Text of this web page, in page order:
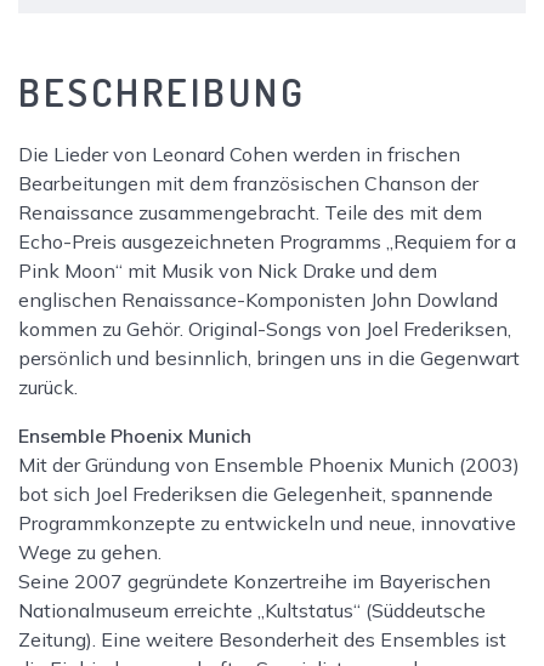
Time
told
me
-
Livestream
Ticket
Menge
BESCHREIBUNG
Die Lieder von Leonard Cohen werden in frischen
Bearbeitungen mit dem französischen Chanson der
Renaissance zusammengebracht. Teile des mit dem
Echo-Preis ausgezeichneten Programms „Requiem for a
Pink Moon“ mit Musik von Nick Drake und dem
englischen Renaissance-Komponisten John Dowland
kommen zu Gehör. Original-Songs von Joel Frederiksen,
persönlich und besinnlich, bringen uns in die Gegenwart
zurück.
Ensemble Phoenix Munich
Mit der Gründung von Ensemble Phoenix Munich (2003)
bot sich Joel Frederiksen die Gelegenheit, spannende
Programmkonzepte zu entwickeln und neue, innovative
Wege zu gehen.
Seine 2007 gegründete Konzertreihe im Bayerischen
Nationalmuseum erreichte „Kultstatus“ (Süddeutsche
Zeitung). Eine weitere Besonderheit des Ensembles ist